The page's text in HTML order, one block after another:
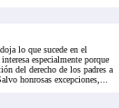
lo que sucede en el
especialmente porque
del derecho de los padres a
honrosas excepciones,...